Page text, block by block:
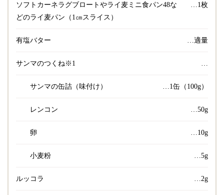
ソフトカーネラグブロートやライ麦ミニ食パン48な
どのライ麦パン（1㎝スライス）
…1枚
有塩バター …適量
サンマのつくね※1
サンマの缶詰（味付け） …1缶（100g）
レンコン …50g
卵 …10g
小麦粉 …5g
ルッコラ …2g